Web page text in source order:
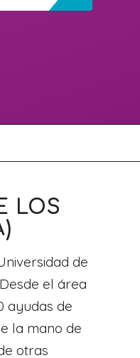
LOS
de
el área
ayudas de
la mano de
otras